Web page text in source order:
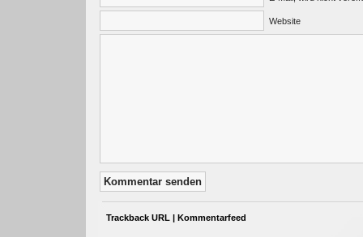
Website
Trackback URL | Kommentarfeed